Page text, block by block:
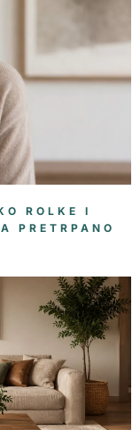
ROLKE I
PRETRPANO